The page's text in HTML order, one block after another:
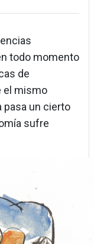
todo momento
de
el mismo
pasa un cierto
sufre